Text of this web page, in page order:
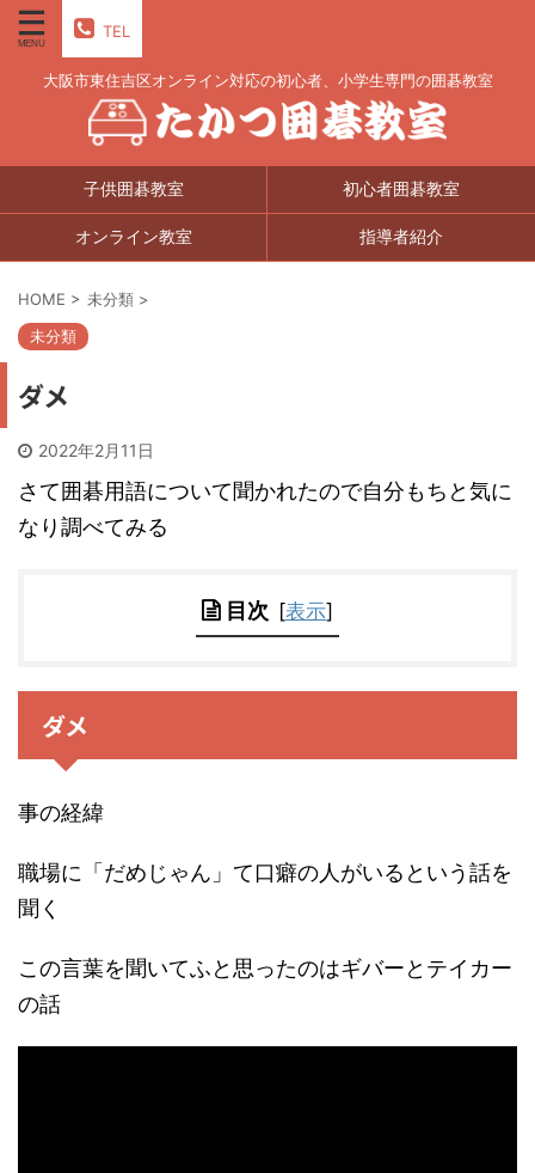
TEL
大阪市東住吉区オンライン対応の初心者、小学生専門の囲碁教室
子供囲碁教室 初心者囲碁教室
オンライン教室 指導者紹介
HOME > 未分類 >
未分類
ダメ
2022年2月11日
さて囲碁用語について聞かれたので自分もちと気に
なり調べてみる
目次 [表示]
ダメ
事の経緯
職場に「だめじゃん」て口癖の人がいるという話を
聞く
この言葉を聞いてふと思ったのはギバーとテイカー
の話